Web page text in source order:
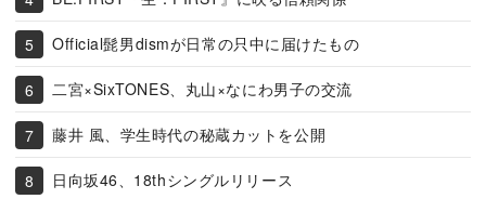
Official髭男dismが日常の只中に届けたもの
二宮×SixTONES、丸山×なにわ男子の交流
藤井 風、学生時代の秘蔵カットを公開
日向坂46、18thシングルリリース